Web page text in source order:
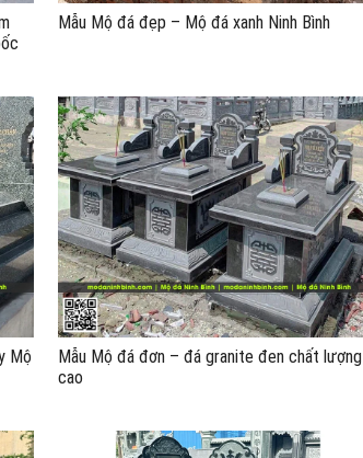
Mẫu Mộ đá đẹp – Mộ đá xanh Ninh Bình
Mộ
Mẫu Mộ đá đơn – đá granite đen chất lượng
cao